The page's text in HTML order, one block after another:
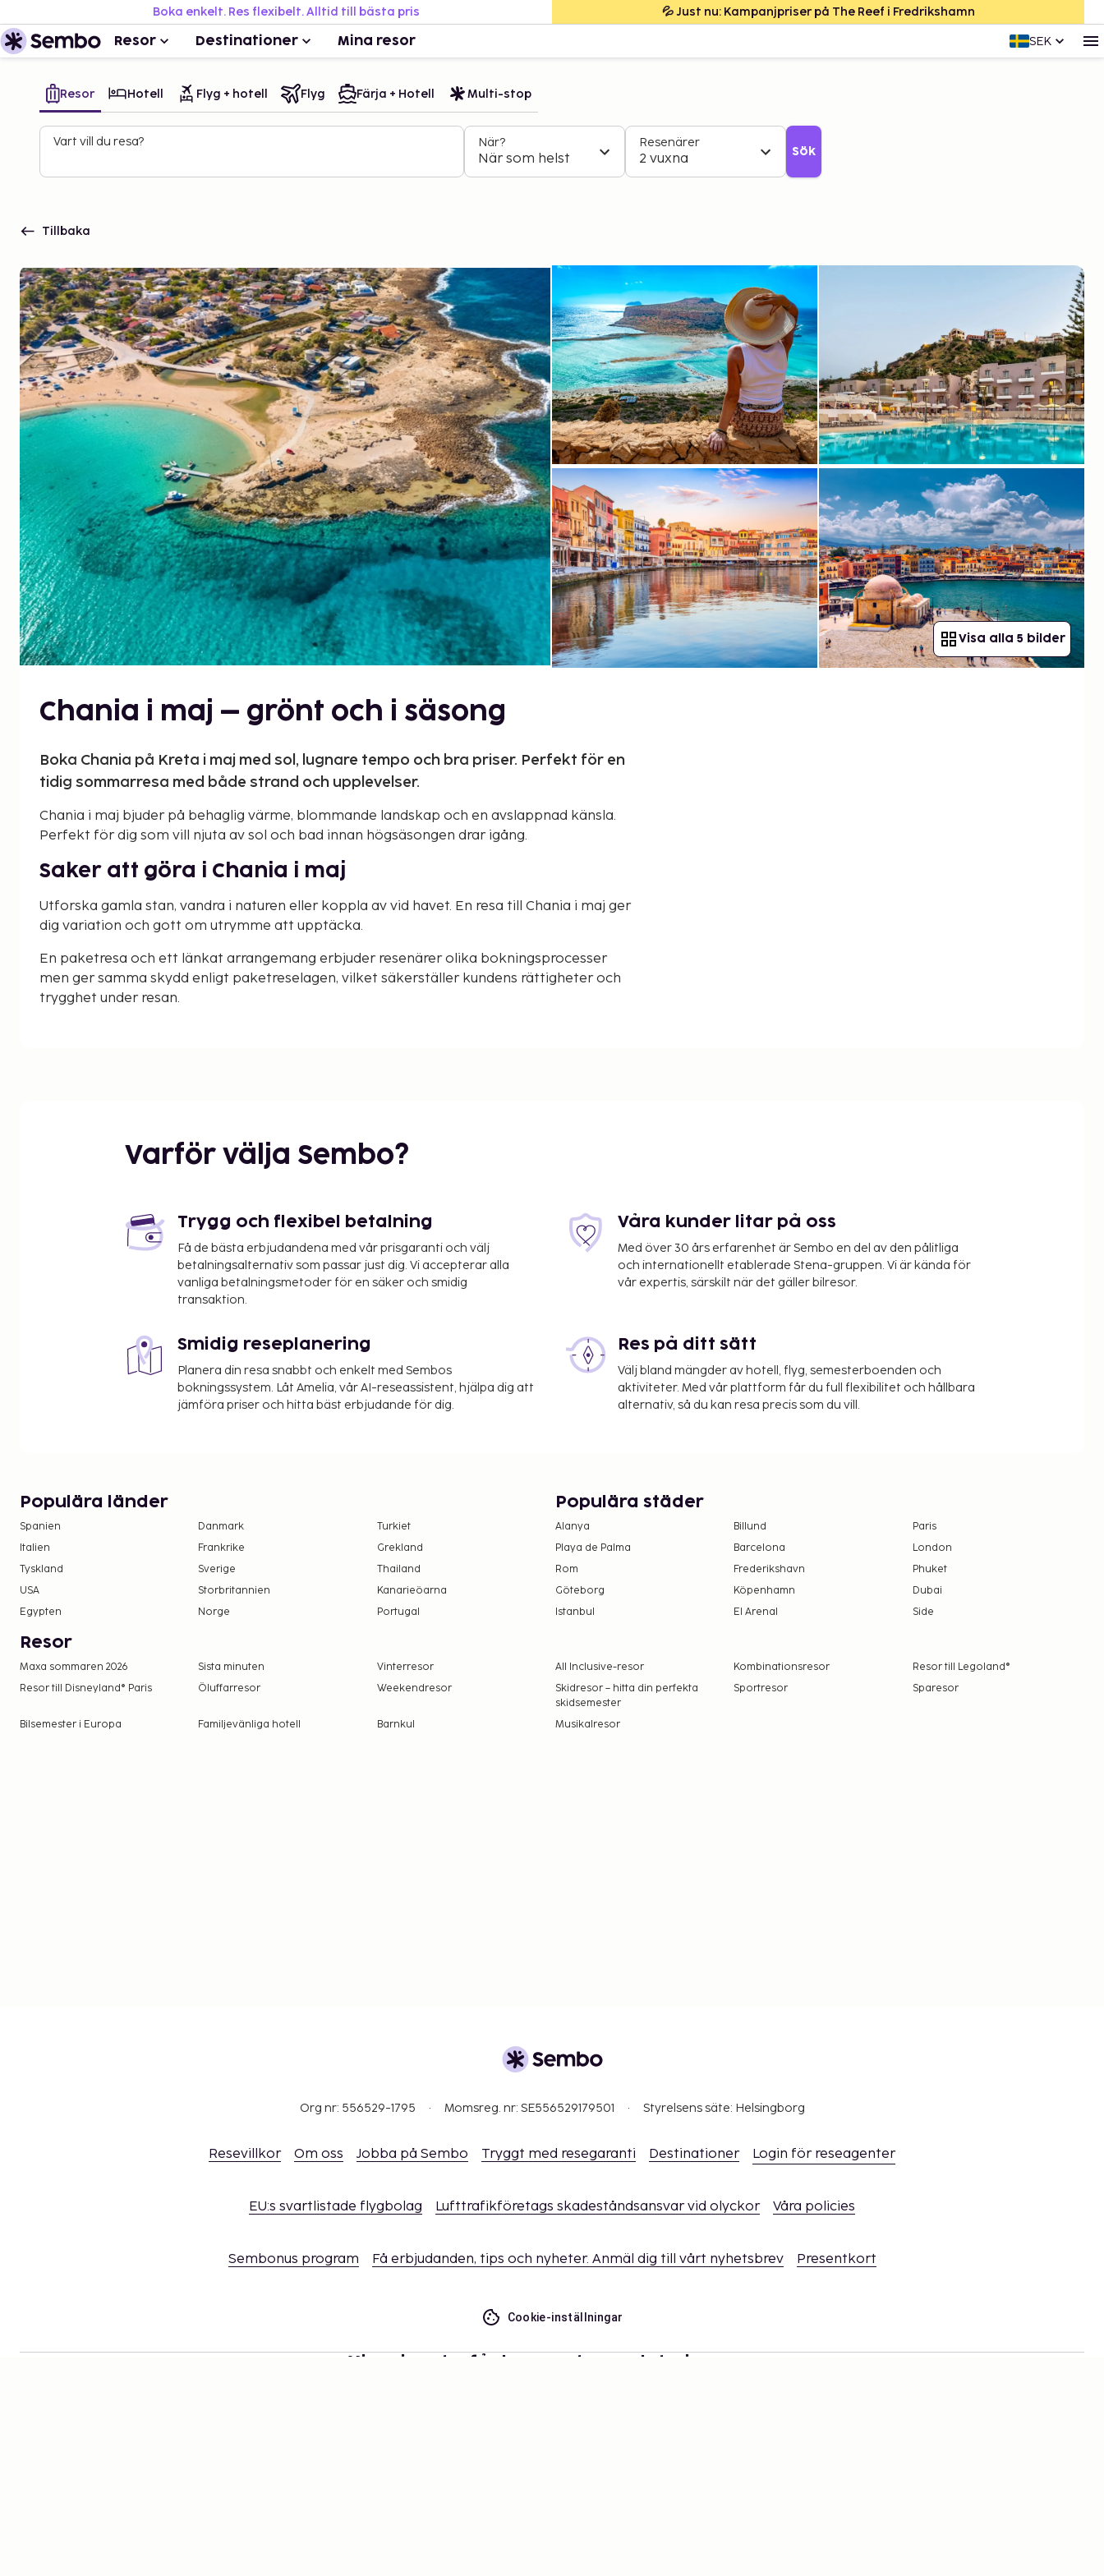
Boka enkelt. Res flexibelt. Alltid till bästa pris 💦 Just nu: Kampanjpriser på The Reef i Fredrikshamn
Resor Destinationer Mina resor SEK
Resor Hotell Flyg + hotell Flyg Färja + Hotell Multi-stop
Vart vill du resa? När?
När som helst
Resenärer
2 vuxna Sök
Tillbaka
Visa alla 5 bilder
Chania i maj – grönt och i säsong
Boka Chania på Kreta i maj med sol, lugnare tempo och bra priser. Perfekt för en
tidig sommarresa med både strand och upplevelser.
Chania i maj bjuder på behaglig värme, blommande landskap och en avslappnad känsla.
Perfekt för dig som vill njuta av sol och bad innan högsäsongen drar igång.
Saker att göra i Chania i maj
Utforska gamla stan, vandra i naturen eller koppla av vid havet. En resa till Chania i maj ger
dig variation och gott om utrymme att upptäcka.
En paketresa och ett länkat arrangemang erbjuder resenärer olika bokningsprocesser
men ger samma skydd enligt paketreselagen, vilket säkerställer kundens rättigheter och
trygghet under resan.
Varför välja Sembo?
Trygg och flexibel betalning
Få de bästa erbjudandena med vår prisgaranti och välj
betalningsalternativ som passar just dig. Vi accepterar alla
vanliga betalningsmetoder för en säker och smidig
transaktion.
Våra kunder litar på oss
Med över 30 års erfarenhet är Sembo en del av den pålitliga
och internationellt etablerade Stena-gruppen. Vi är kända för
vår expertis, särskilt när det gäller bilresor.
Smidig reseplanering
Planera din resa snabbt och enkelt med Sembos
bokningssystem. Låt Amelia, vår AI-reseassistent, hjälpa dig att
jämföra priser och hitta bäst erbjudande för dig.
Res på ditt sätt
Välj bland mängder av hotell, flyg, semesterboenden och
aktiviteter. Med vår plattform får du full flexibilitet och hållbara
alternativ, så du kan resa precis som du vill.
Populära länder
Spanien Danmark
Turkiet
Italien
Frankrike
Grekland
Tyskland
Sverige
Thailand
USA
Storbritannien
Kanarieöarna
Egypten
Norge Portugal
Populära städer
Alanya Billund
Paris
Playa de Palma
Barcelona
London
Rom
Frederikshavn
Phuket
Göteborg
Köpenhamn
Dubai
Istanbul
El Arenal Side
Resor
Maxa sommaren 2026 Sista minuten Vinterresor All Inclusive-resor Kombinationsresor
Resor till Legoland®
Resor till Disneyland® Paris
Öluffarresor Weekendresor
Skidresor – hitta din perfekta
skidsemester
Sportresor Sparesor
Bilsemester i Europa Familjevänliga hotell Barnkul Musikalresor
Org nr: 556529-1795 Momsreg. nr: SE556529179501 Styrelsens säte: Helsingborg
Resevillkor Om oss Jobba på Sembo Tryggt med resegaranti Destinationer Login för reseagenter
EU:s svartlistade flygbolag Lufttrafikföretags skadeståndsansvar vid olyckor Våra policies
Sembonus program Få erbjudanden, tips och nyheter. Anmäl dig till vårt nyhetsbrev Presentkort
Cookie-inställningar